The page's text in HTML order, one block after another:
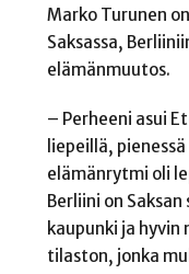
Marko Turunen
Saksassa,
elämänmuutos.
– Perheeni asui
liepeillä,
elämänrytmi oli
Berliini on
kaupunki ja
tilaston, jonka